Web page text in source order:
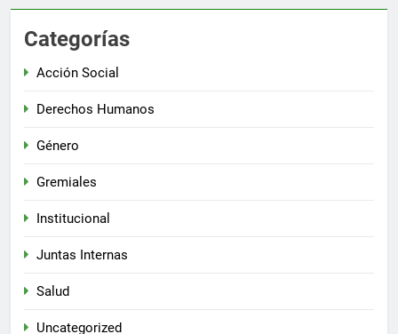
Categorías
Acción Social
Derechos Humanos
Género
Gremiales
Institucional
Juntas Internas
Salud
Uncategorized